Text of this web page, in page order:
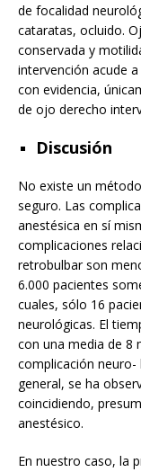
de focalidad
cataratas, ocluido.
conservada y
intervención acude
con evidencia,
de ojo derecho
Discusión
No existe un
seguro. Las
anestésica en sí
complicaciones
retrobulbar son
6.000 pacientes
cuales, sólo 16
neurológicas. El
con una media de 8
complicación neuro-
general, se ha
coincidiendo,
anestésico.
En nuestro caso, la